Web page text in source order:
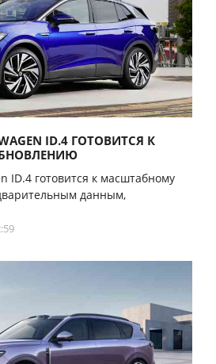
ID.4 ГОТОВИТСЯ К
ID.4 готовится к масштабному
данным,